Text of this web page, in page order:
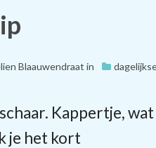
Blaauwendraat in
Kappertje,
je het kort